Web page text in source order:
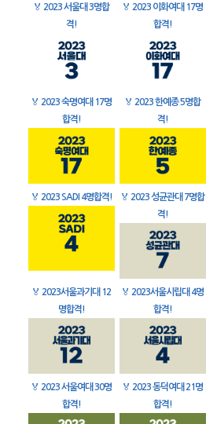
🏅 2023 서울대 3명합
격!
🏅 2023 이화여대 17명
합격!
🏅 2023 숙명여대 17명
합격!
🏅 2023 한예종 5명합
격!
🏅 2023 SADI 4명합격! 🏅 2023 성균관대 7명합
격!
🏅 2023서울과기대 12
명합격!
🏅 2023서울시립대 4명
합격!
🏅 2023 서울여대 30명
합격!
🏅 2023 동덕여대 21명
합격!